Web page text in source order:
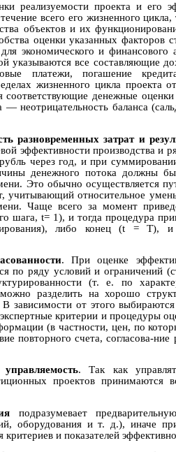
реализуемости проекта и его
всего его жизненного
объектов и их
оценки указанных
экономического и
указываются все составляющие
платежи, погашение
жизненного цикла проекта
денежные оценки
— неотрицательность баланса
разновременных затрат и
эффективности производства и
через год, и при
денежного потока должны
Это обычно осуществляется
учитывающий относительное
Чаще всего за момент
шага, t= 1), и тогда процедура
либо конец (t = T), и
. При оценке
по ряду условий и ограничений
(т. е. по
разделить на хорошо
В зависимости от этого
критерии и процедуры
(в частности, цен, по
повторного счета, согласова-
. Так как
проектов
подразумевает
оборудования и т. д.), иначе
критериев и показателей